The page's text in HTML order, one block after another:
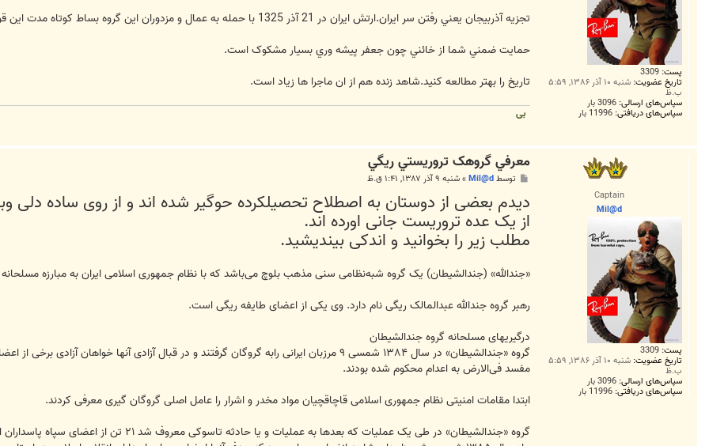
پست: 3309
تاریخ عضویت: شنبه ۱۰ آذر ۱۳۸۶, ۵:۵۹
ب.ظ
سپاس‌های ارسالی: 3096 بار
سپاس‌های دریافتی: 11996 بار
تجزيه آذربيجان يعني رفتن سر ايران.ارتش ايران در 21 آذر 1325 با حمله به عمال و مزدوران اين گروه بساط کوتاه مدت اين قوم نادان را در هم پيچيدند و به زباله دان تاريخ فرستادند.
حمايت ضمني شما از خائني چون جعفر پيشه وري بسيار مشکوک است.
تاريخ را بهتر مطالعه کنيد.شاهد زنده هم از ان ماجرا ها زياد است.
بی
Captain
Mil@d
پست: 3309
تاریخ عضویت: شنبه ۱۰ آذر ۱۳۸۶, ۵:۵۹
ب.ظ
سپاس‌های ارسالی: 3096 بار
سپاس‌های دریافتی: 11996 بار
معرفي گروهک تروريستي ريگي
ت
توسطMil@d
»شنبه ۹ آذر ۱۳۸۷, ۱:۴۱ ق.ظ
دیدم بعضی از دوستان به اصطلاح تحصیلکرده حوگیر شده اند و از روی ساده
از یک عده تروریست جانی اورده اند.
مطلب زیر را بخوانید و اندکی بیندیشید.
«جندالله» (جندالشیطان) یک گروه شبه‌نظامی سنی مذهب بلوچ می‌باشد که با نظام جمهوری اسلامی ایران به مبارزه مسلحانه
رهبر گروه جندالله عبدالمالک ریگی نام دارد. وی یکی از اعضای طایفه ریگی است.
درگیریهای مسلحانه گروه جندالشیطان
گروه «جندالشیطان» در سال ۱۳۸۴ شمسی ۹ مرزبان ایرانی رابه گروگان گرفتند و در قبال آزادی آنها
مفسد فی‌الارض به اعدام محکوم شده بودند.
ابتدا مقامات امنیتی نظام جمهوری اسلامی قاچاقچیان مواد مخدر و اشرار را عامل اصلی گروگان گیری معرفی کردند.
گروه «جندالشیطان» در طی یک عملیات که بعدها به